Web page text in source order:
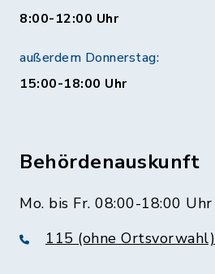
8:00-12:00 Uhr
außerdem Donnerstag:
15:00-18:00 Uhr
Behördenauskunft
Mo. bis Fr. 08:00-18:00 Uhr
115 (ohne Ortsvorwahl)